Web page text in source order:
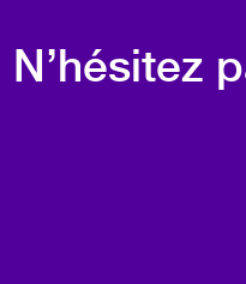
N’hésitez